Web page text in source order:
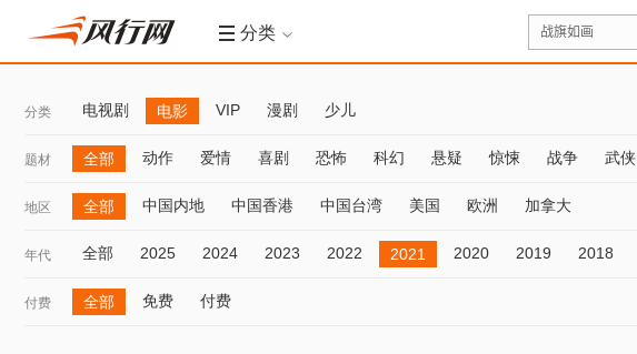
分类
分类 电视剧 电影 VIP 漫剧 少儿
题材 全部 动作 爱情 喜剧 恐怖 科幻 悬疑 惊悚 战争 武侠
地区 全部 中国内地 中国香港 中国台湾 美国 欧洲 加拿大
年代 全部 2025 2024 2023 2022 2021 2020 2019 2018
付费 全部 免费 付费